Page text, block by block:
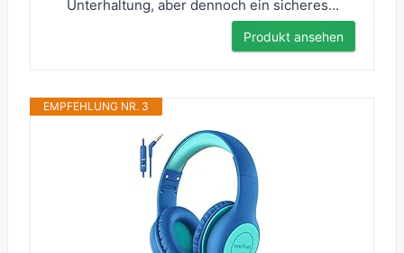
Unterhaltung, aber dennoch ein sicheres...
Produkt ansehen
EMPFEHLUNG NR. 3